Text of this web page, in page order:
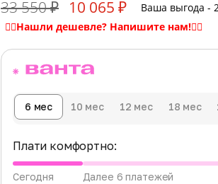
33 550 ₽ 10 065 ₽ Ваша выгода -
6 мес 10 мес 12 мес 18 мес
Плати комфортно:
Сегодня
Далее 6 платежей